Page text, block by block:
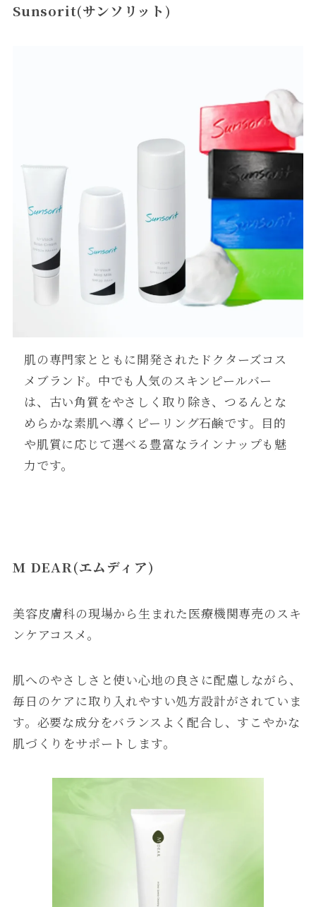
Sunsorit(サンソリット)
肌の専門家とともに開発されたドクターズコス
メブランド。中でも人気のスキンピールバー
は、古い角質をやさしく取り除き、つるんとな
めらかな素肌へ導くピーリング石鹸です。目的
や肌質に応じて選べる豊富なラインナップも魅
力です。
M DEAR(エムディア)
美容皮膚科の現場から生まれた医療機関専売のスキ
ンケアコスメ。
肌へのやさしさと使い心地の良さに配慮しながら、
毎日のケアに取り入れやすい処方設計がされていま
す。必要な成分をバランスよく配合し、すこやかな
肌づくりをサポートします。